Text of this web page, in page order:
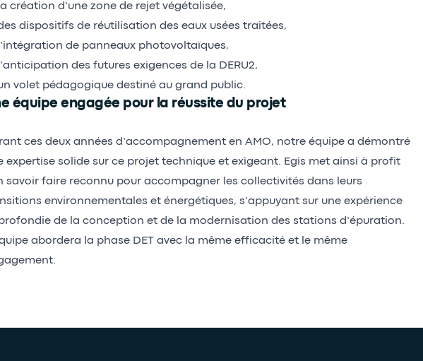
création d’une zone de rejet végétalisée,
dispositifs de réutilisation des eaux usées traitées,
de panneaux photovoltaïques,
des futures exigences de la DERU2,
volet pédagogique destiné au grand public.
équipe engagée pour la réussite du projet
ces deux années d’accompagnement en AMO, notre équipe a démontré
expertise solide sur ce projet technique et exigeant. Egis met ainsi à profit
savoir faire reconnu pour accompagner les collectivités dans leurs
environnementales et énergétiques, s’appuyant sur une expérience
de la conception et de la modernisation des stations d’épuration.
abordera la phase DET avec la même efficacité et le même